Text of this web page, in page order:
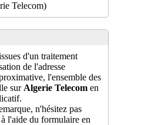
Telecom)
d'un traitement
de l'adresse
l'ensemble des
sur Algerie Telecom en
n'hésitez pas
l'aide du formulaire en